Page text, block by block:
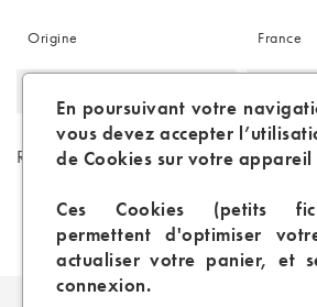
Origine France
Références spécifiques
En poursuivant votre
vous devez accepter
de Cookies sur votre appareil
Ces Cookies (petits
permettent d'optimiser
actualiser votre panier, et
connexion.